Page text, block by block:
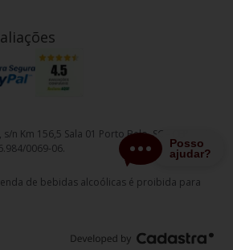
n Km 156,5 Sala 01 Porto Belo, SC - CEP
0069-06.
de bebidas alcoólicas é proibida para